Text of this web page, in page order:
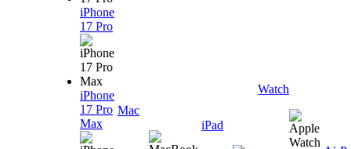
iPhone
17 Pro
iPhone
17 Pro
Max
Mac
iPad
Watch